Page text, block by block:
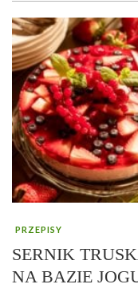
PRZEPISY
SERNIK
NA BAZIE